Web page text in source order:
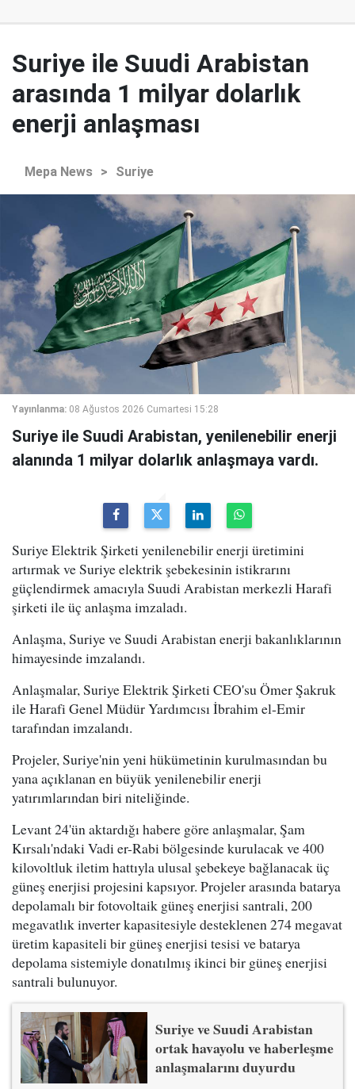
Suriye ile Suudi Arabistan
arasında 1 milyar dolarlık
enerji anlaşması
Mepa News > Suriye
Yayınlanma: 08 Ağustos 2026 Cumartesi 15:28
Suriye ile Suudi Arabistan, yenilenebilir enerji
alanında 1 milyar dolarlık anlaşmaya vardı.
Suriye Elektrik Şirketi yenilenebilir enerji üretimini
artırmak ve Suriye elektrik şebekesinin istikrarını
güçlendirmek amacıyla Suudi Arabistan merkezli Harafi
şirketi ile üç anlaşma imzaladı.
Anlaşma, Suriye ve Suudi Arabistan enerji bakanlıklarının
himayesinde imzalandı.
Anlaşmalar, Suriye Elektrik Şirketi CEO'su Ömer Şakruk
ile Harafi Genel Müdür Yardımcısı İbrahim el-Emir
tarafından imzalandı.
Projeler, Suriye'nin yeni hükümetinin kurulmasından bu
yana açıklanan en büyük yenilenebilir enerji
yatırımlarından biri niteliğinde.
Levant 24'ün aktardığı habere göre anlaşmalar, Şam
Kırsalı'ndaki Vadi er-Rabi bölgesinde kurulacak ve 400
kilovoltluk iletim hattıyla ulusal şebekeye bağlanacak üç
güneş enerjisi projesini kapsıyor. Projeler arasında batarya
depolamalı bir fotovoltaik güneş enerjisi santrali, 200
megavatlık inverter kapasitesiyle desteklenen 274 megavat
üretim kapasiteli bir güneş enerjisi tesisi ve batarya
depolama sistemiyle donatılmış ikinci bir güneş enerjisi
santrali bulunuyor.
Suriye ve Suudi Arabistan
ortak havayolu ve haberleşme
anlaşmalarını duyurdu